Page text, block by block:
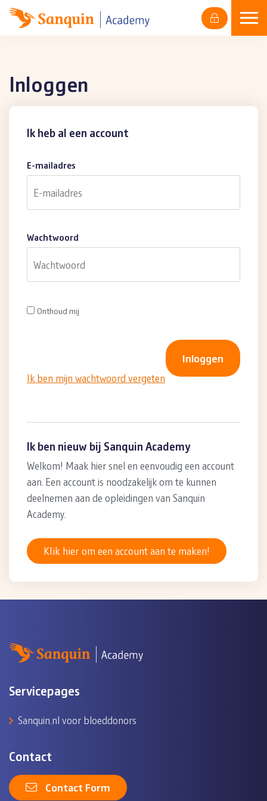
content
Inloggen
Ik heb al een account
E-mailadres
Wachtwoord
Onthoud mij
Ik ben mijn wachtwoord vergeten
Ik ben nieuw bij Sanquin Academy
Welkom! Maak hier snel en eenvoudig een account
aan. Een account is noodzakelijk om te kunnen
deelnemen aan de opleidingen van Sanquin
Academy.
Klik hier om een account aan te maken!
Servicepages
Sanquin.nl voor bloeddonors
Contact
Contact Form